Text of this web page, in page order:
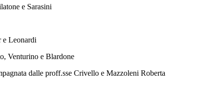
e Sarasini
e Leonardi
Venturino e Blardone
dalle proff.sse Crivello e Mazzoleni Roberta